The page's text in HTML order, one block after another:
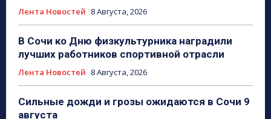
Лента Новостей 8 Августа, 2026
В Сочи ко Дню физкультурника наградили
лучших работников спортивной отрасли
Лента Новостей 8 Августа, 2026
Сильные дожди и грозы ожидаются в Сочи 9
августа